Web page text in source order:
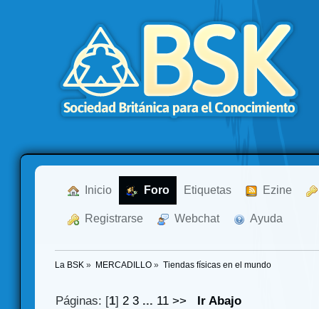
Inicio Foro Etiquetas Ezine
Registrarse Webchat Ayuda
La BSK » MERCADILLO» Tiendas físicas en el mundo
Páginas: [1]2 3 ... 11 >>
Ir Abajo